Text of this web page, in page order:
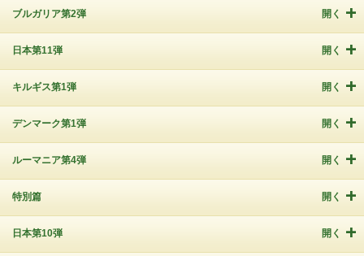
ブルガリア第2弾 開く
日本第11弾 開く
キルギス第1弾 開く
デンマーク第1弾 開く
ルーマニア第4弾 開く
特別篇 開く
日本第10弾 開く